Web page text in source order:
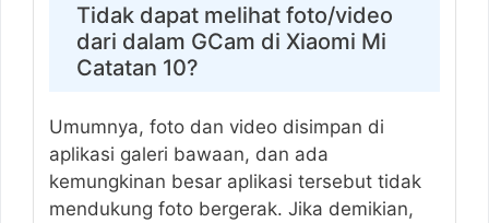
Tidak dapat melihat foto/video
dari dalam GCam di Xiaomi Mi
Catatan 10?
Umumnya, foto dan video disimpan di
aplikasi galeri bawaan, dan ada
kemungkinan besar aplikasi tersebut tidak
mendukung foto bergerak. Jika demikian,